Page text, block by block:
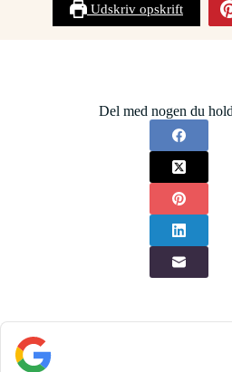
Udskriv opskrift
Del med nogen du